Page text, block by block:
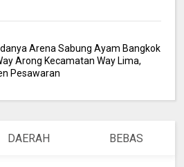
Arena Sabung Ayam Bangkok
Arong Kecamatan Way Lima,
Pesawaran
DAERAH BEBAS